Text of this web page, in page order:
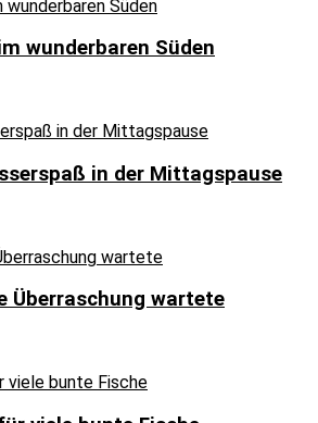
wunderbaren Süden
in der Mittagspause
Überraschung wartete